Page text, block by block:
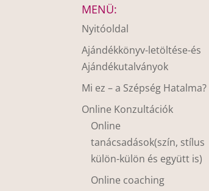
MENÜ:
Nyitóoldal
Ajándékkönyv-letöltése-és
Ajándékutalványok
Mi ez – a Szépség Hatalma?
Online Konzultációk
Online
tanácsadások(szín, stílus
külön-külön és együtt is)
Online coaching